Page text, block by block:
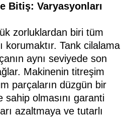
Bitiş: Varyasyonları
zorluklardan biri tüm
korumaktır. Tank cilalama
aynı seviyede son
Makinenin titreşim
parçaların düzgün bir
olmasını garanti
azaltmaya ve tutarlı